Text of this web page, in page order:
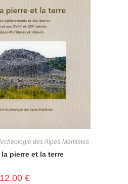
des Alpes-Maritimes
la pierre et la terre
12,00 €